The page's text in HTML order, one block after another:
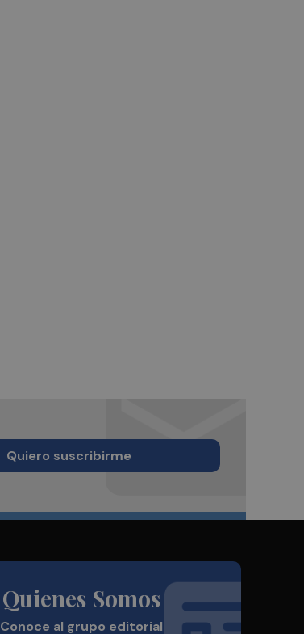
Quiero suscribirme
Quienes Somos
Conoce al grupo editorial